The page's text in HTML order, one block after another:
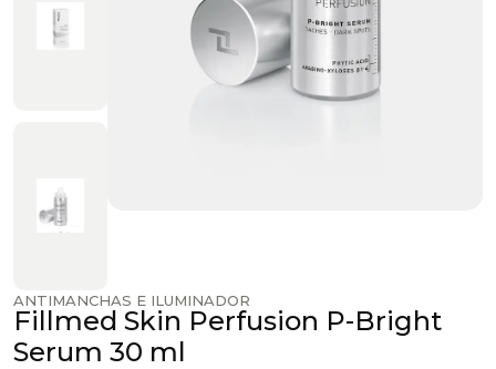
ANTIMANCHAS E ILUMINADOR
Fillmed Skin Perfusion P-Bright
Serum 30 ml